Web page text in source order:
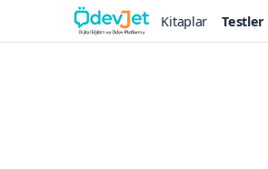
Kitaplar Testler